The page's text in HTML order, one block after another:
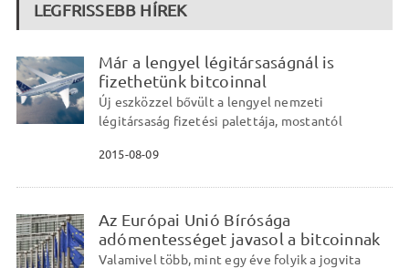
LEGFRISSEBB HÍREK
Már a lengyel légitársaságnál is
fizethetünk bitcoinnal
Új eszközzel bővült a lengyel nemzeti
légitársaság fizetési palettája, mostantól
2015-08-09
Az Európai Unió Bírósága
adómentességet javasol a bitcoinnak
Valamivel több, mint egy éve folyik a jogvita